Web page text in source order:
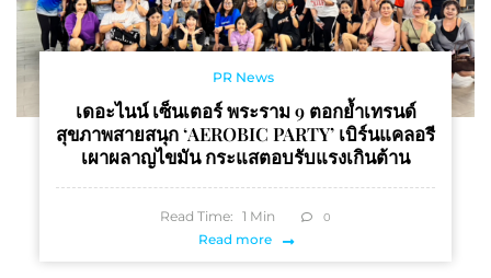
PR News
เดอะไนน์ เซ็นเตอร์ พระราม 9 ตอกย้ำเทรนด์
สุขภาพสายสนุก ‘AEROBIC PARTY’ เบิร์นแคลอรี
เผาผลาญไขมัน กระแสตอบรับแรงเกินต้าน
Read Time: 1 Min 0
Read more